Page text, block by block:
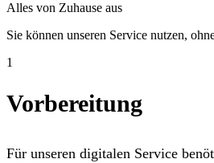
Alles von Zuhause aus
Sie können unseren Service nutzen,
1
Vorbereitung
Für unseren digitalen Service